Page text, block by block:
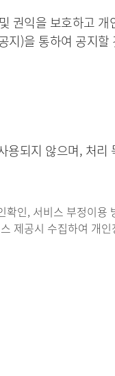
권익을 보호하고
지)을 통하여 공지할
되지 않으며, 처
인, 서비스 부정이
제공시 수집하여 개